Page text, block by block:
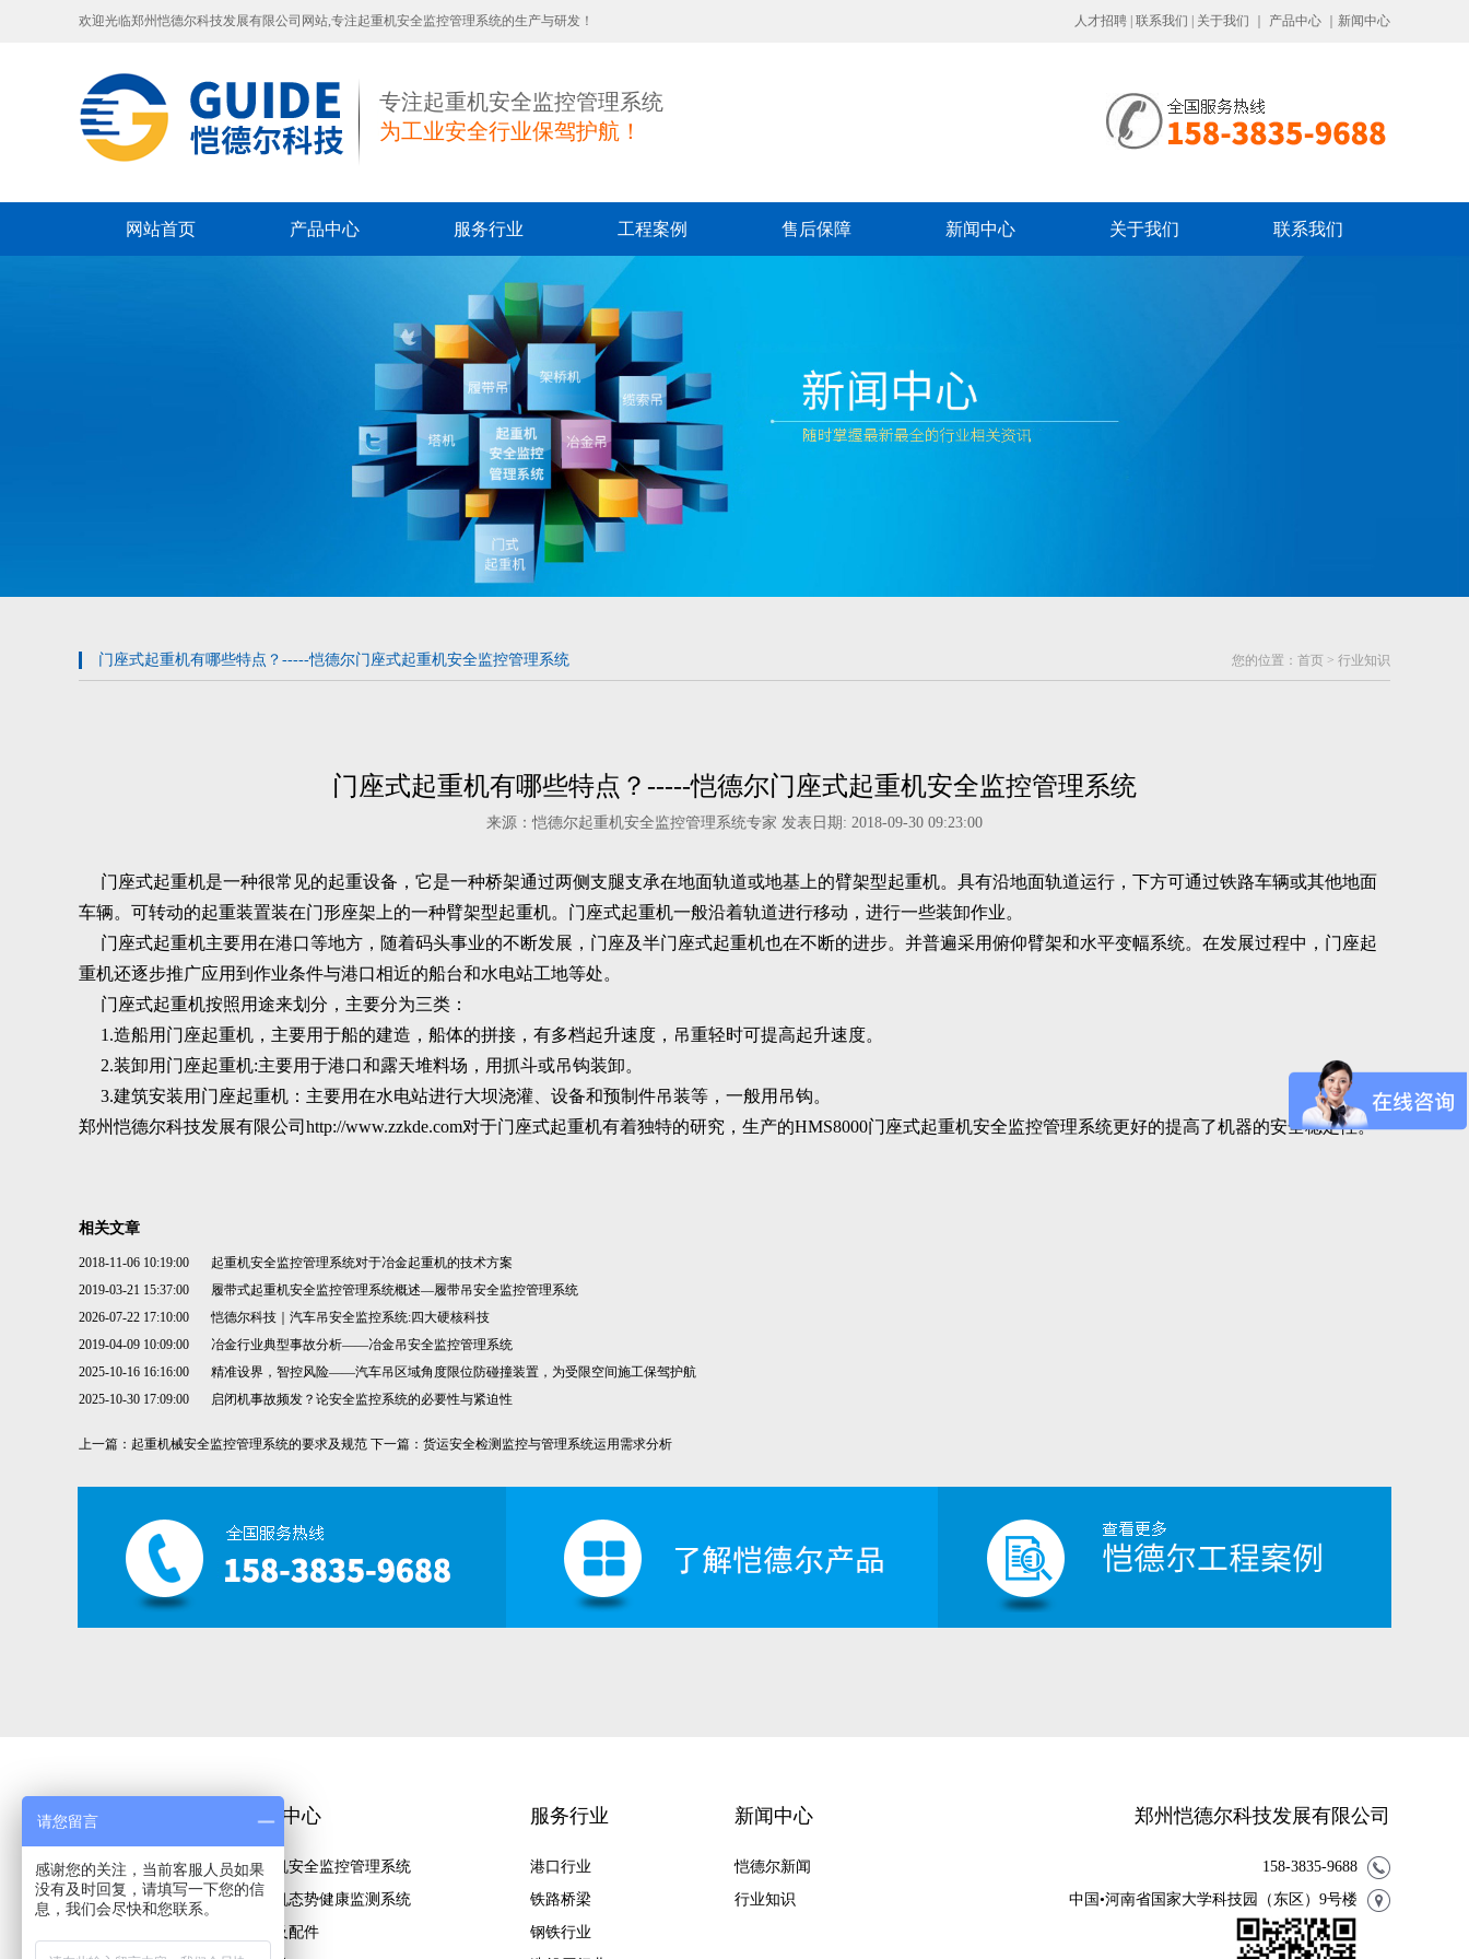
欢迎光临郑州恺德尔科技发展有限公司网站,专注起重机安全监控管理系统的生产与研发！ 人才招聘 联系我们 关于我们 产品中心 新闻中心
专注起重机安全监控管理系统
为工业安全行业保驾护航！
网站首页 产品中心 服务行业 工程案例 售后保障 新闻中心 关于我们 联系我们
门座式起重机有哪些特点？-----恺德尔门座式起重机安全监控管理系统 您的位置： 首页 > 行业知识
门座式起重机有哪些特点？-----恺德尔门座式起重机安全监控管理系统
来源：恺德尔起重机安全监控管理系统专家 发表日期: 2018-09-30 09:23:00
门座式起重机是一种很常见的起重设备，它是一种桥架通过两侧支腿支承在地面轨道或地基上的臂架型起重机。具有沿地面轨道运行，下方可通过铁路车辆或其他地面
车辆。可转动的起重装置装在门形座架上的一种臂架型起重机。门座式起重机一般沿着轨道进行移动，进行一些装卸作业。
门座式起重机主要用在港口等地方，随着码头事业的不断发展，门座及半门座式起重机也在不断的进步。并普遍采用俯仰臂架和水平变幅系统。在发展过程中，门座起
重机还逐步推广应用到作业条件与港口相近的船台和水电站工地等处。
门座式起重机按照用途来划分，主要分为三类：
1.造船用门座起重机，主要用于船的建造，船体的拼接，有多档起升速度，吊重轻时可提高起升速度。
2.装卸用门座起重机:主要用于港口和露天堆料场，用抓斗或吊钩装卸。
3.建筑安装用门座起重机：主要用在水电站进行大坝浇灌、设备和预制件吊装等，一般用吊钩。
郑州恺德尔科技发展有限公司 http://www.zzkde.com对于门座式起重机有着独特的研究，生产的HMS8000门座式起重机安全监控管理系统更好的提高了机器的安全稳定性。
相关文章
2018-11-06 10:19:00
起重机安全监控管理系统对于冶金起重机的技术方案
2019-03-21 15:37:00
履带式起重机安全监控管理系统概述—履带吊安全监控管理系统
2026-07-22 17:10:00
恺德尔科技｜汽车吊安全监控系统:四大硬核科技
2019-04-09 10:09:00
冶金行业典型事故分析——冶金吊安全监控管理系统
2025-10-16 16:16:00
精准设界，智控风险——汽车吊区域角度限位防碰撞装置，为受限空间施工保驾护航
2025-10-30 17:09:00
启闭机事故频发？论安全监控系统的必要性与紧迫性
上一篇： 起重机械安全监控管理系统的要求及规范 下一篇： 货运安全检测监控与管理系统运用需求分析
关于恺德尔
公司简介
核心优势
产品中心
起重机安全监控管理系统
起重机态势健康监测系统
标品及配件
服务行业
港口行业
铁路桥梁
钢铁行业
新闻中心
恺德尔新闻
行业知识
郑州恺德尔科技发展有限公司
158-3835-9688
中国•河南省国家大学科技园（东区）9号楼
请您留言
感谢您的关注，当前客服人员如果
没有及时回复，请填写一下您的信
息，我们会尽快和您联系。